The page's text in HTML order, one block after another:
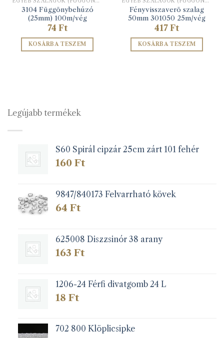
3104 Függönybehúzó
(25mm) 100m/vég
74 Ft
KOSÁRBA TESZEM
Fényvisszaverö szalag
50mm 301050 25m/vég
417 Ft
KOSÁRBA TESZEM
Legújabb termékek
S60 Spirál cipzár 25cm zárt 101 fehér
160 Ft
9847/840173 Felvarrható kövek
64 Ft
625008 Diszzsinór 38 arany
163 Ft
1206-24 Férfi divatgomb 24 L
18 Ft
702 800 Klöplicsipke